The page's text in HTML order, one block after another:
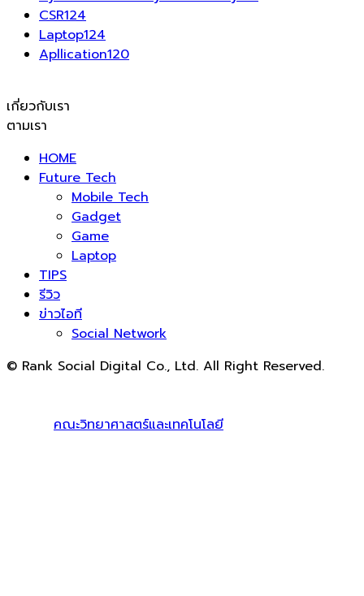
CSR124
Laptop124
Apllication120
เกี่ยวกับเรา
ตามเรา
HOME
Future Tech
Mobile Tech
Gadget
Game
Laptop
TIPS
รีวิว
ข่าวไอที
Social Network
© Rank Social Digital Co., Ltd. All Right Reserved.
คณะวิทยาศาสตร์และเทคโนโลยี